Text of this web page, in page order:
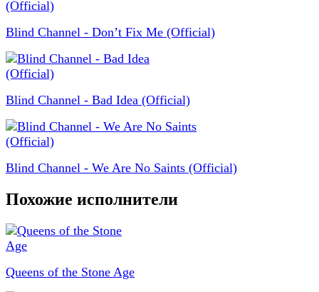
Blind Channel - Don’t Fix Me (Official)
Blind Channel - Bad Idea (Official)
Blind Channel - We Are No Saints (Official)
Похожие исполнители
Queens of the Stone Age